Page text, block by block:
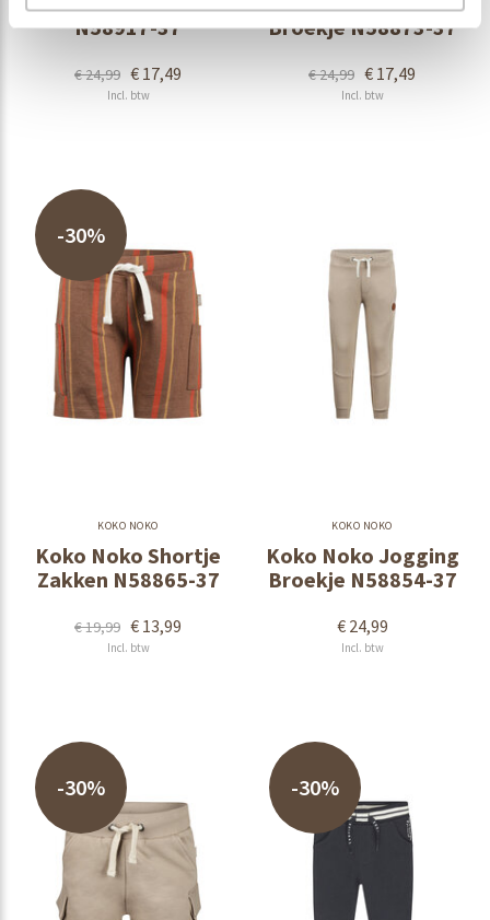
N58917-37
€ 24,99 € 17,49
Incl. btw
Broekje N58873-37
€ 24,99 € 17,49
Incl. btw
-30%
KOKO NOKO
Koko Noko Shortje
Zakken N58865-37
€ 19,99 € 13,99
Incl. btw
KOKO NOKO
Koko Noko Jogging
Broekje N58854-37
€ 24,99
Incl. btw
-30% -30%